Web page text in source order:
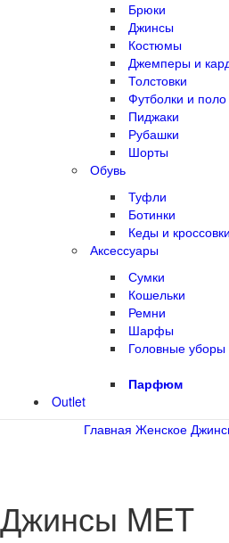
Брюки
Джинсы
Костюмы
Джемперы и
Толстовки
Футболки и поло
Пиджаки
Рубашки
Шорты
Обувь
Туфли
Ботинки
Кеды и кроссовки
Аксессуары
Сумки
Кошельки
Ремни
Шарфы
Головные уборы
Парфюм
Outlet
Главная Женское
Джинсы MET